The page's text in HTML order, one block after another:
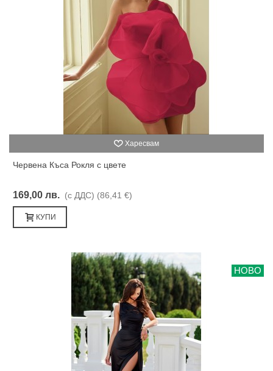
Харесвам
Червена Къса Рокля с цвете
169,00 лв. (с ДДС) (86,41 €)
КУПИ
НОВО